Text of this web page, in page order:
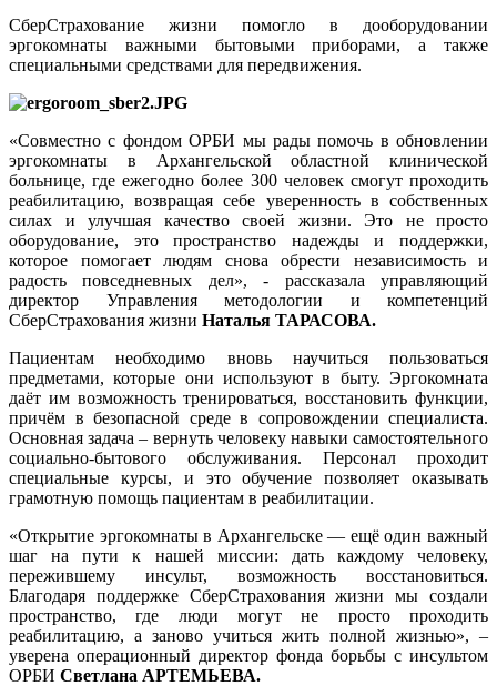
СберСтрахование жизни помогло в дооборудовании
эргокомнаты важными бытовыми приборами, а также
специальными средствами для передвижения.
«Совместно с фондом ОРБИ мы рады помочь в обновлении
эргокомнаты в Архангельской областной клинической
больнице, где ежегодно более 300 человек смогут проходить
реабилитацию, возвращая себе уверенность в собственных
силах и улучшая качество своей жизни. Это не просто
оборудование, это пространство надежды и поддержки,
которое помогает людям снова обрести независимость и
радость повседневных дел», - рассказала управляющий
директор Управления методологии и компетенций
СберСтрахования жизни Наталья ТАРАСОВА.
Пациентам необходимо вновь научиться пользоваться
предметами, которые они используют в быту. Эргокомната
даёт им возможность тренироваться, восстановить функции,
причём в безопасной среде в сопровождении специалиста.
Основная задача – вернуть человеку навыки самостоятельного
социально-бытового обслуживания. Персонал проходит
специальные курсы, и это обучение позволяет оказывать
грамотную помощь пациентам в реабилитации.
«Открытие эргокомнаты в Архангельске — ещё один важный
шаг на пути к нашей миссии: дать каждому человеку,
пережившему инсульт, возможность восстановиться.
Благодаря поддержке СберСтрахования жизни мы создали
пространство, где люди могут не просто проходить
реабилитацию, а заново учиться жить полной жизнью», –
уверена операционный директор фонда борьбы с инсультом
ОРБИ Светлана АРТЕМЬЕВА.